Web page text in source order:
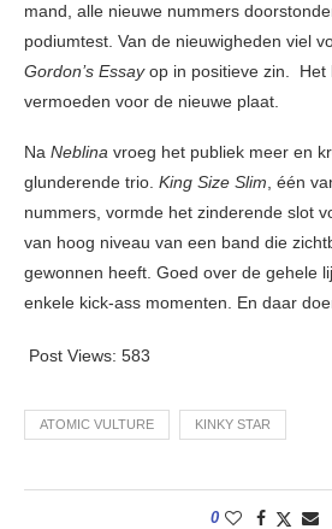
mand, alle nieuwe nummers
podiumtest. Van de nieuwigheden viel
Gordon’s Essayop in positieve zin. Het
vermoeden voor de nieuwe plaat.
Na Neblina vroeg het publiek meer en
glunderende trio. King Size Slim, één
nummers, vormde het zinderende slot
van hoog niveau van een band die
gewonnen heeft. Goed over de gehele
enkele kick-ass momenten. En daar
Post Views: 583
ATOMIC VULTURE KINKY STAR
0